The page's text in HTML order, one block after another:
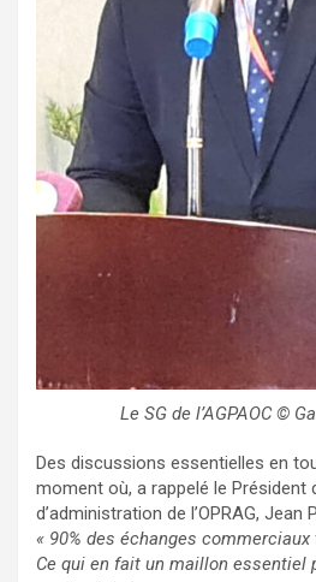
Le SG de l’AGPAOC ©
Des discussions essentielles en
moment où, a rappelé le Président
d’administration de l’OPRAG, Jean
« 90% des échanges
Ce qui en fait un maillon essentiel